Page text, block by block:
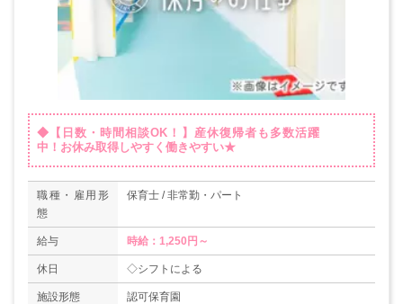
◆【日数・時間相談OK！】産休復帰者も多数活躍
中！お休み取得しやすく働きやすい★
職種・雇用形
態
保育士 / 非常勤・パート
給与 時給：1,250円～
休日 ◇シフトによる
施設形態 認可保育園